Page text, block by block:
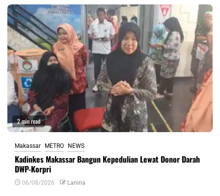
2 min read
Makassar METRO NEWS
Kadinkes Makassar Bangun Kepedulian Lewat Donor Darah
DWP-Korpri
06/08/2026 Lanina